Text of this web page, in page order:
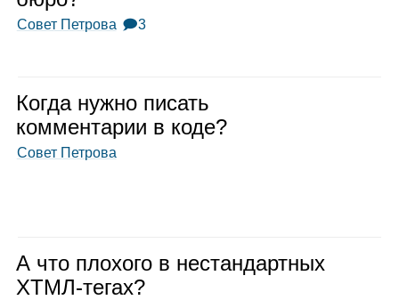
Совет Петрова 🗩3
Когда нужно писать
ком­мен­та­рии в коде?
Совет Петрова
А что пло­хого в нестан­дарт­ных
ХТМЛ-тегах?